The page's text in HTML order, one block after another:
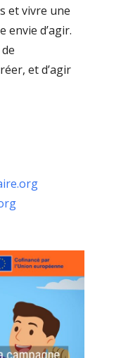
et vivre une
envie d’agir.
et d’agir